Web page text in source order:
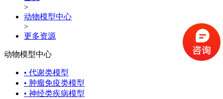
>
动物模型中心
>
更多资源
动物模型中心
• 代谢类模型
• 肿瘤免疫类模型
• 神经类疾病模型